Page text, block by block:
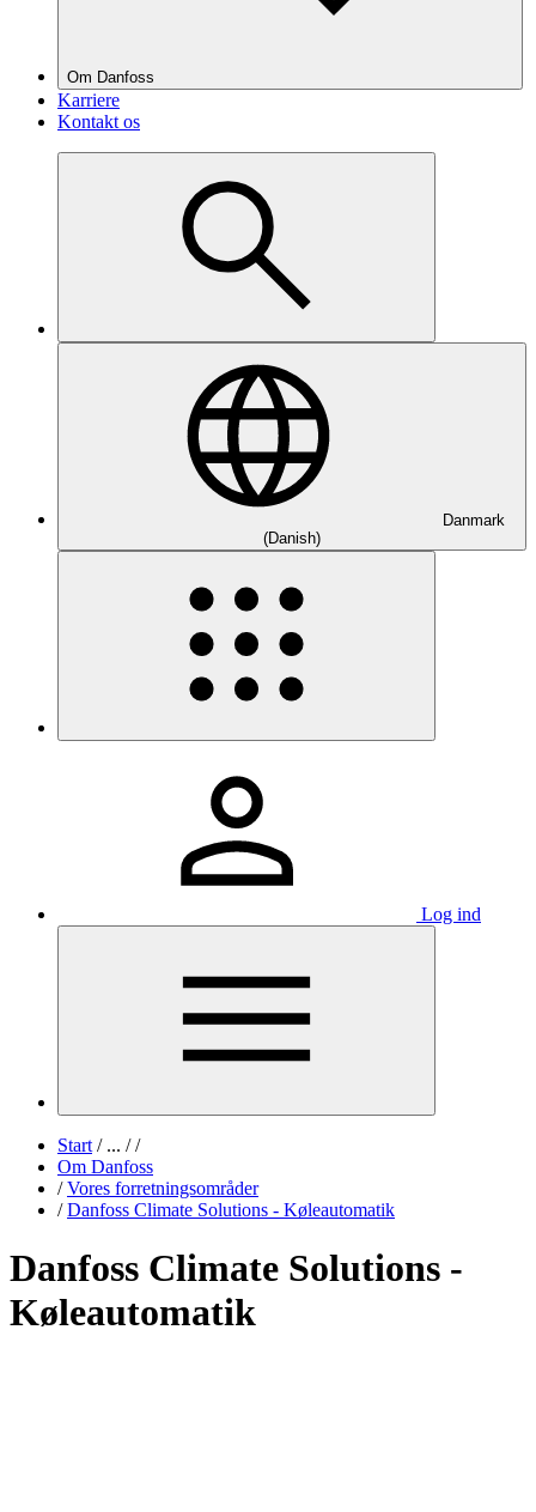
Om Danfoss
Karriere
Kontakt os
Danmark
(Danish)
Log ind
Start /... / /
Om Danfoss
/ Vores forretningsområder
/ Danfoss Climate Solutions - Køleautomatik
Danfoss Climate Solutions -
Køleautomatik